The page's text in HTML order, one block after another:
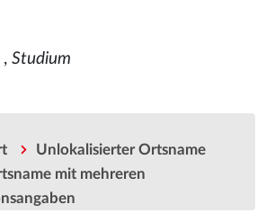
, Studium
Unlokalisierter Ortsname
mit mehreren